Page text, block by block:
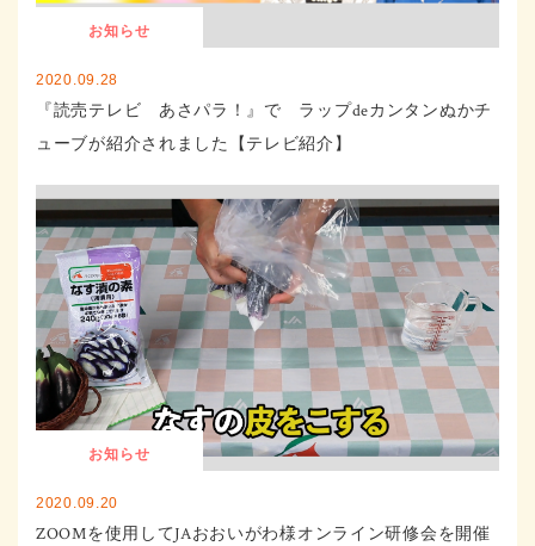
お知らせ
2020.09.28
『読売テレビ あさパラ！』で ラップdeカンタンぬかチ
ューブが紹介されました【テレビ紹介】
お知らせ
2020.09.20
ZOOMを使用してJAおおいがわ様オンライン研修会を開催